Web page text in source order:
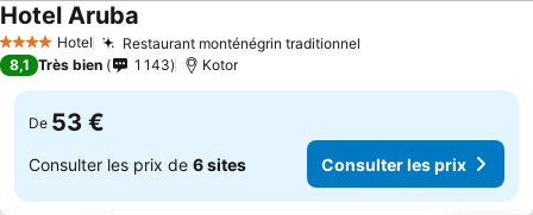
4 Étoiles Hotel Restaurant monténégrin traditionnel
Hotel Aruba
8,1 Très bien 1 143 Kotor
De 53 €
Consulter les prix de 6 sites Consulter les prix